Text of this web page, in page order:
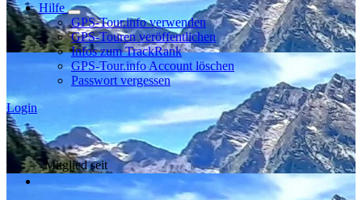
Hilfe
GPS-Tour.info verwenden
GPS-Touren veröffentlichen
Infos zum TrackRank
GPS-Tour.info Account löschen
Passwort vergessen
Login
Mitglied seit